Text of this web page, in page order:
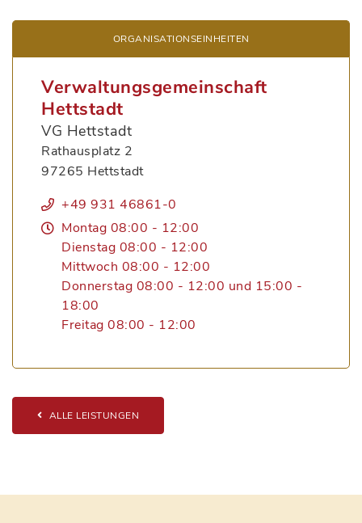
ORGANISATIONS­EINHEITEN
Verwaltungsgemeinschaft
Hettstadt
VG Hettstadt
Rathausplatz 2
97265 Hettstadt
+49 931 46861-0
Montag 08:00 - 12:00
Dienstag 08:00 - 12:00
Mittwoch 08:00 - 12:00
Donnerstag 08:00 - 12:00 und 15:00 -
18:00
Freitag 08:00 - 12:00
ALLE LEISTUNGEN